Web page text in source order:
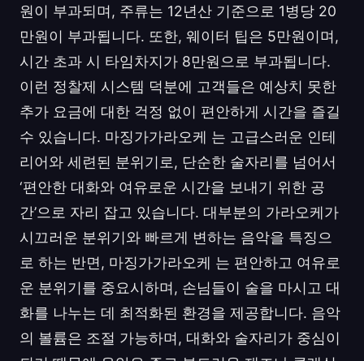
원이 부과되며, 주류는 12년산 기준으로 1병당 20
만원이 부과됩니다. 또한, 웨이터 팁은 5만원이며,
시간 초과 시 타임차지가 8만원으로 부과됩니다.
이런 정찰제 시스템 덕분에 고객들은 예상치 못한
추가 요금에 대한 걱정 없이 편안하게 시간을 즐길
수 있습니다. 마징가가라오케 는 고급스러운 인테
리어와 세련된 분위기로, 단순한 술자리를 넘어서
‘편안한 대화와 여유로운 시간을 보내기 위한 공
간’으로 자리 잡고 있습니다. 대부분의 가라오케가
시끄러운 분위기와 빠르게 변하는 음악을 특징으
로 하는 반면, 마징가가라오케 는 편안하고 여유로
운 분위기를 중요시하며, 손님들이 술을 마시고 대
화를 나누는 데 최적화된 환경을 제공합니다. 음악
의 볼륨은 조절 가능하며, 대화와 술자리가 중심이